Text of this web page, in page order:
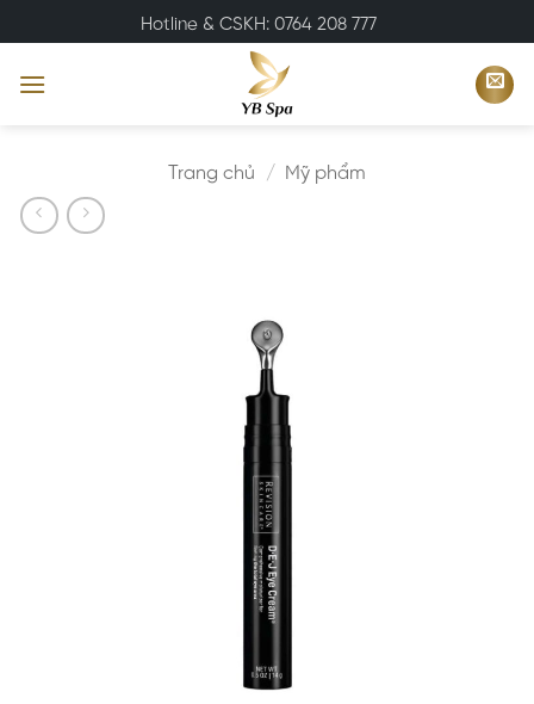
qua
nội
Hotline & CSKH: 0764 208 777
Trang chủ / Mỹ phẩm